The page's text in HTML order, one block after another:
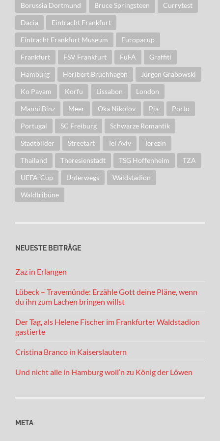
Borussia Dortmund Bruce Springsteen Currytest
Dacia Eintracht Frankfurt
Eintracht Frankfurt Museum Europacup
Frankfurt FSV Frankfurt FuFA Graffiti
Hamburg Heribert Bruchhagen Jürgen Grabowski
Ko Payam Korfu Lissabon London
Manni Binz Meer Oka Nikolov Pia Porto
Portugal SC Freiburg Schwarze Romantik
Stadtbilder Streetart Tel Aviv Terezin
Thailand Theresienstadt TSG Hoffenheim TZA
UEFA-Cup Unterwegs Waldstadion
Waldtribüne
NEUESTE BEITRÄGE
Zaz in Erlangen
Lübeck – Travemünde: Erzähle Gott deine Pläne, wenn
du ihn zum Lachen bringen willst
Der Tag, als Helene Fischer im Frankfurter Waldstadion
gastierte
Cristina Branco in Kaiserslautern
Und nicht alle in Hamburg woll’n zu König der Löwen
META